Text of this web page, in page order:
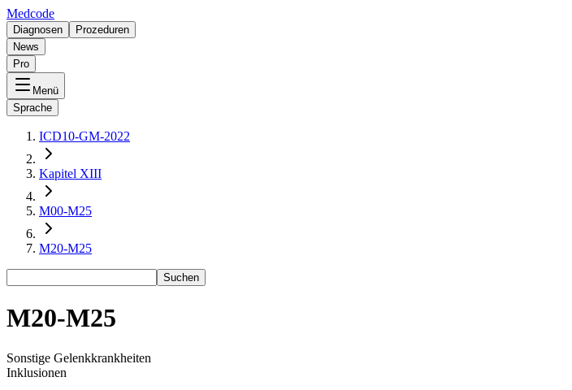
Medcode
Diagnosen
Prozeduren
News
Pro
Menü
Sprache
ICD10-GM-2022
Kapitel XIII
M00-M25
M20-M25
Suchen
M20-M25
Sonstige Gelenkkrankheiten
Inklusionen